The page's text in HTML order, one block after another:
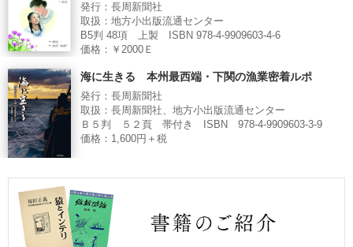
発行：長周新聞社
取扱：地方小出版流通センター
B5判 48項 上製 ISBN 978-4-9909603-4-6
価格：￥2000Ｅ
海に生きる 本州最西端・下関の漁業密着ルポ
発行：長周新聞社
取扱：長周新聞社、地方小出版流通センター
Ｂ５判 ５２頁 帯付き ISBN 978-4-9909603-3-9
価格：1,600円＋税